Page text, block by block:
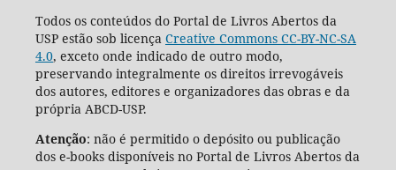
Todos os conteúdos do Portal de Livros Abertos da
USP estão sob licença Creative Commons CC-BY-NC-SA
4.0, exceto onde indicado de outro modo,
preservando integralmente os direitos irrevogáveis
dos autores, editores e organizadores das obras e da
própria ABCD-USP.
Atenção: não é permitido o depósito ou publicação
dos e-books disponíveis no Portal de Livros Abertos da